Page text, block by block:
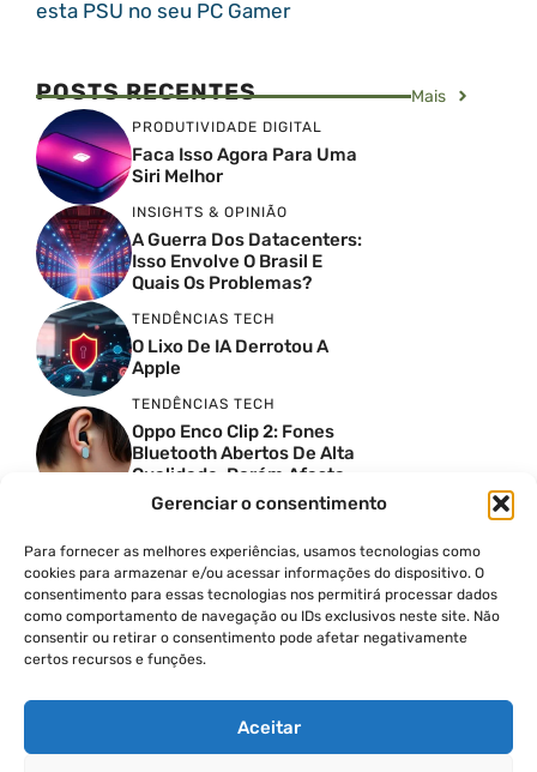
Gerenciar o consentimento
Para fornecer as melhores experiências, usamos tecnologias como
cookies para armazenar e/ou acessar informações do dispositivo. O
consentimento para essas tecnologias nos permitirá processar dados
como comportamento de navegação ou IDs exclusivos neste site. Não
consentir ou retirar o consentimento pode afetar negativamente
certos recursos e funções.
Aceitar
esta PSU no seu PC Gamer
POSTS RECENTES Mais
PRODUTIVIDADE DIGITAL
Faca Isso Agora Para Uma
Siri Melhor
INSIGHTS & OPINIÃO
A Guerra Dos Datacenters:
Isso Envolve O Brasil E
Quais Os Problemas?
TENDÊNCIAS TECH
O Lixo De IA Derrotou A
Apple
TENDÊNCIAS TECH
Oppo Enco Clip 2: Fones
Bluetooth Abertos De Alta
Qualidade, Porém Afasta
Novatos
Troquei Meu Garmin
Premium Por Um Relógio
De 250 Dólares E Isso Foi O
Que Aconteceu
TENDÊNCIAS TECH
Quatro Câmeras De 50MP:
Absurdo